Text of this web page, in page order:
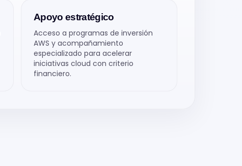
Apoyo estratégico
Acceso a programas de inversión
AWS y acompañamiento
especializado para acelerar
iniciativas cloud con criterio
financiero.